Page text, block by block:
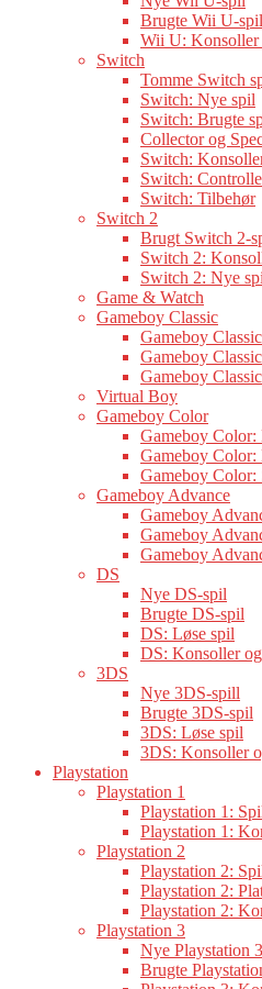
Brugte Wii U-spil
Wii U: Konsoller
Switch
Tomme Switch
Switch: Nye spil
Switch: Brugte
Collector og
Switch:
Switch:
Switch: Tilbehør
Switch 2
Brugt Switch 2-
Switch 2:
Switch 2: Nye
Game & Watch
Gameboy Classic
Gameboy
Gameboy
Gameboy
Virtual Boy
Gameboy Color
Gameboy Color:
Gameboy
Gameboy Color:
Gameboy Advance
Gameboy
Gameboy
Gameboy
DS
Nye DS-spil
Brugte DS-spil
DS: Løse spil
DS: Konsoller
3DS
Nye 3DS-spill
Brugte 3DS-spil
3DS: Løse spil
3DS: Konsoller
Playstation
Playstation 1
Playstation 1:
Playstation 1:
Playstation 2
Playstation 2:
Playstation 2:
Playstation 2:
Playstation 3
Nye Playstation
Brugte